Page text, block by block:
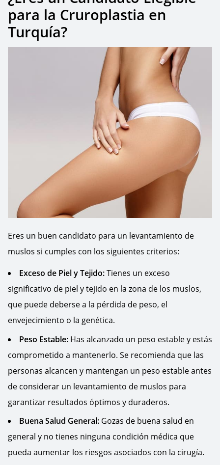
para la Cruroplastia en
Turquía?
Eres un buen candidato para un levantamiento de
muslos si cumples con los siguientes criterios:
Exceso de Piel y Tejido:Tienes un exceso
significativo de piel y tejido en la zona de los muslos,
que puede deberse a la pérdida de peso, el
envejecimiento o la genética.
Peso Estable: Has alcanzado un peso estable y estás
comprometido a mantenerlo. Se recomienda que las
personas alcancen y mantengan un peso estable antes
de considerar un levantamiento de muslos para
garantizar resultados óptimos y duraderos.
Buena Salud General: Gozas de buena salud en
general y no tienes ninguna condición médica que
pueda aumentar los riesgos asociados con la cirugía.